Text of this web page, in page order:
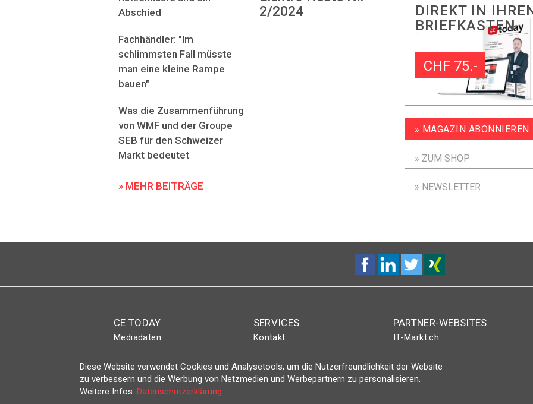
2/2024
Abschied
Fachhändler: "Im
schlimmsten Fall müsste
man eine kleine Rampe
bauen"
Was die Zusammenführung
von WMF und der Groupe
SEB für den Schweizer
Markt bedeutet
» MEHR BEITRÄGE
DIREKT IN
BRIEFKASTEN
CHF 75.-
» MAGAZIN ABONNIEREN
» ZUM SHOP
» NEWSLETTER
CE TODAY
Mediadaten
Abo
Magazin
SERVICES
Kontakt
Event-Plus-Eintrag
Login
PARTNER-WEBSITES
IT-Markt.ch
netzwoche.ch
ICTjournal
Diese Website verwendet Cookies und Analysetools, um die Nutzerfreundlichkeit der Website
zu verbessern und die Werbung von Netzmedien und Werbepartnern zu personalisieren.
Weitere Infos:Datenschutzerklärung